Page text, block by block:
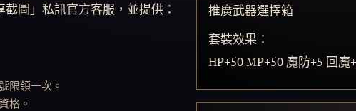
圖」私訊官方客服，並提供：
限領一次。
格。
推廣武器選擇箱
套裝效果：
HP+50 MP+50 魔防+5 回